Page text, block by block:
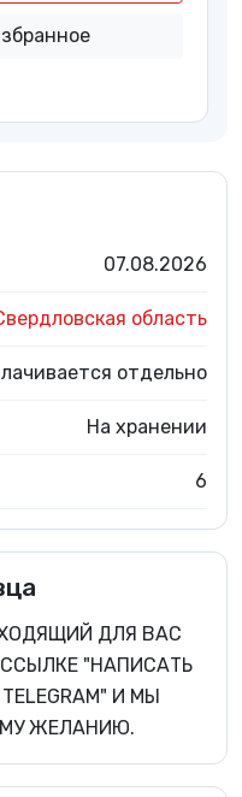
07.08.2026
область
отдельно
На хранении
6
ДЛЯ ВАС
"НАПИСАТЬ
И МЫ
ЖЕЛАНИЮ.